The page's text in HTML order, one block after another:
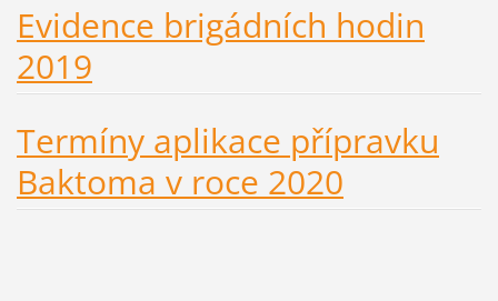
Evidence brigádních hodin
2019
Termíny aplikace přípravku
Baktoma v roce 2020